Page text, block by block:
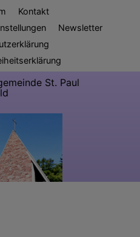
Kontakt
Newsletter
St. Paul